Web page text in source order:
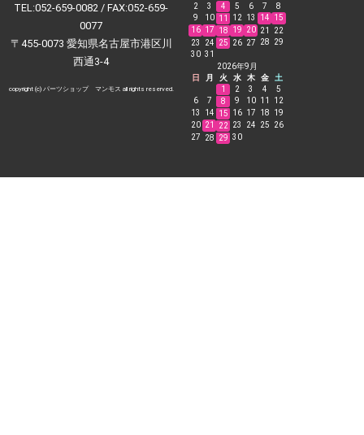
TEL:052-659-0082 / FAX:052-659-
0077
〒455-0073 愛知県名古屋市港区川
西通3-4
copyright (c) パーツショップ マンモス all rights reserved.
2
3 4 5 6 7
8
9
10 11 12 13 14
15
16 17 18 19 20 21
22
23
24 25 26 27 28
29
30 31
2026年9月
日
月 火 水 木 金
土
1
2 3 4
5
6
7 8 9 10 11
12
13
14 15 16 17 18
19
20 21 22 23 24 25
26
27
28 29 30